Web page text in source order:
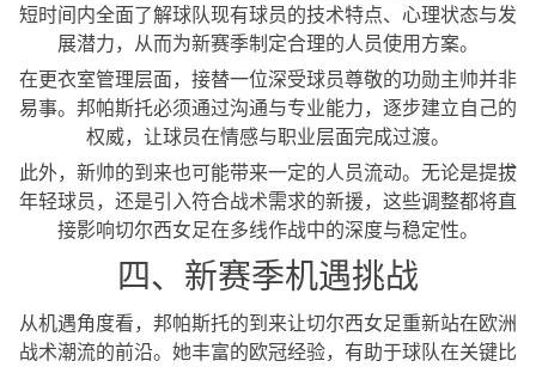
短时间内全面了解球队现有球员的技术特点、心理状态与发
展潜力，从而为新赛季制定合理的人员使用方案。
在更衣室管理层面，接替一位深受球员尊敬的功勋主帅并非
易事。邦帕斯托必须通过沟通与专业能力，逐步建立自己的
权威，让球员在情感与职业层面完成过渡。
此外，新帅的到来也可能带来一定的人员流动。无论是提拔
年轻球员，还是引入符合战术需求的新援，这些调整都将直
接影响切尔西女足在多线作战中的深度与稳定性。
四、新赛季机遇挑战
从机遇角度看，邦帕斯托的到来让切尔西女足重新站在欧洲
战术潮流的前沿。她丰富的欧冠经验，有助于球队在关键比